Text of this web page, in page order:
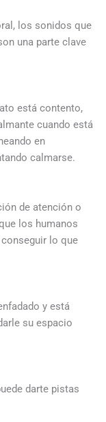
los sonidos que
una parte clave
está contento,
cuando está
en
calmarse.
de atención o
los humanos
lo que
y está
su espacio
darte pistas